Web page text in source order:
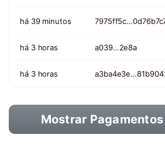
há 39 minutos
há 3 horas a039…2e8a
há 3 horas
Mostrar